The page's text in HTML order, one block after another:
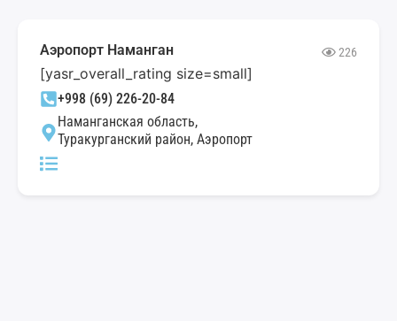
Аэропорт Наманган 226
[yasr_overall_rating size=small]
+998 (69) 226-20-84
Наманганская область,
Туракурганский район, Аэропорт